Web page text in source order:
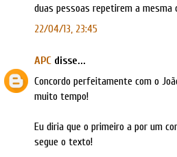
duas pessoas repetirem a mesma
22/04/13, 23:45
APC disse...
Concordo perfeitamente com o
muito tempo!
Eu diria que o primeiro a por um
segue o texto!